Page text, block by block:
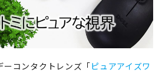
コンタクトレンズ「ピュアアイズワ